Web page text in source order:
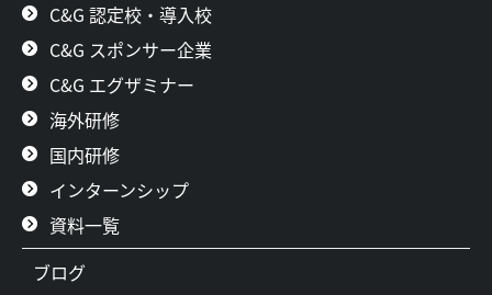
C&G 認定校・導入校
C&G スポンサー企業
C&G エグザミナー
海外研修
国内研修
インターンシップ
資料一覧
ブログ